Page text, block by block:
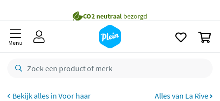
Gratis
besteld,maandag
retourneren
Menu
Voor haar Alles van La Rive